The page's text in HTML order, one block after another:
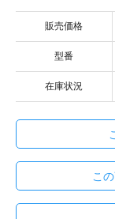
販売価格
型番
在庫状況
こ